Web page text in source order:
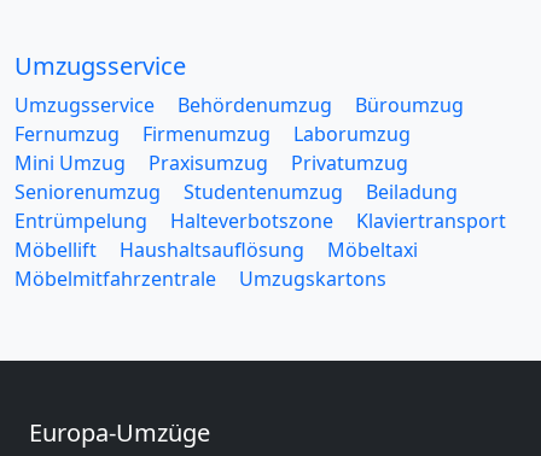
Umzugsservice
Umzugsservice Behördenumzug
Büroumzug
Fernumzug
Firmenumzug
Laborumzug
Mini Umzug
Praxisumzug
Privatumzug
Seniorenumzug
Studentenumzug
Beiladung
Entrümpelung
Halteverbotszone
Klaviertransport
Möbellift
Haushaltsauflösung
Möbeltaxi
Möbelmitfahrzentrale
Umzugskartons
Europa-Umzüge